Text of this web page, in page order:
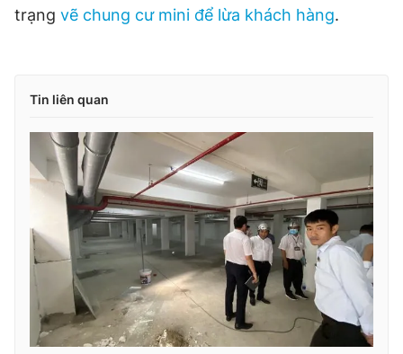
trạng vẽ chung cư mini để lừa khách hàng.
Tin liên quan